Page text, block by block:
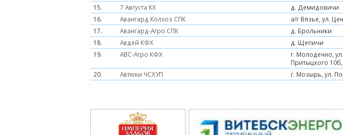
15. 7 Августа КХ д. Демидовичи
16.
Авангард Колхоз СПК а/г Вязье, ул.
17.
Авангард-Агро СПК д. Брольники
18.
Авдей КФХ д. Щепичи
19.
АВС-Агро КФХ
г. Молодечно, ул.
Притыцкого
20. Автюки ЧСХУП г. Мозырь, ул.